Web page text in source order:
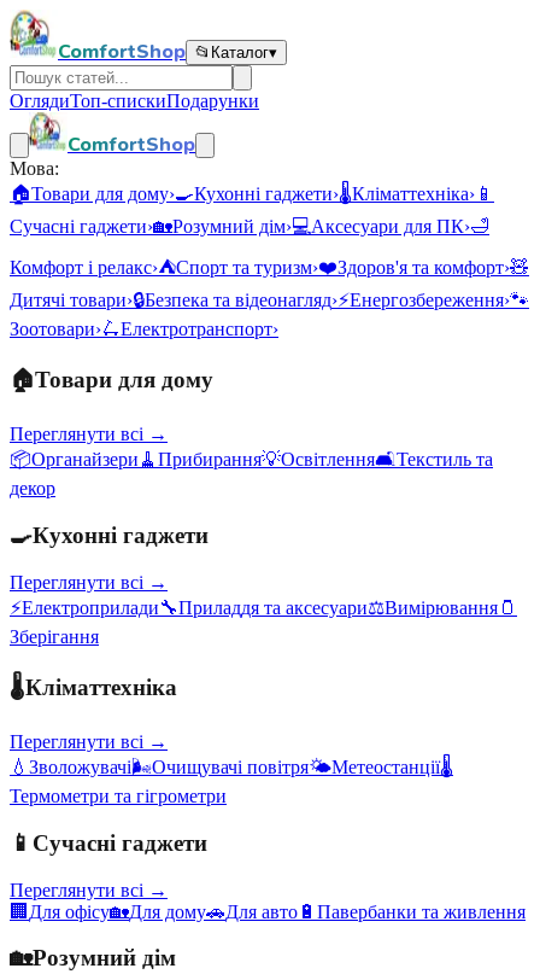
ComfortShop 📂 Каталог▾
ОглядиТоп-спискиПодарунки
ComfortShop
Мова:
🏠Товари для дому›🍳Кухонні гаджети›🌡️Кліматтехніка› 📱
Сучасні гаджети›🏡Розумний дім›💻Аксесуари для ПК›🛁
Комфорт і релакс›⛺Спорт та туризм›❤️Здоров'я та комфорт›🧸
Дитячі товари›🔒Безпека та відеонагляд›⚡Енергозбереження›🐾
Зоотовари›🛴Електротранспорт›
🏠Товари для дому
Переглянути всі →
📦Органайзери 🧹 Прибирання💡Освітлення🛋️Текстиль та
декор
🍳Кухонні гаджети
Переглянути всі →
⚡Електроприлади🔧Приладдя та аксесуари⚖️Вимірювання 🫙
Зберігання
🌡️Кліматтехніка
Переглянути всі →
💧 Зволожувачі🌬️Очищувачі повітря🌤️Метеостанції🌡️
Термометри та гігрометри
📱 Сучасні гаджети
Переглянути всі →
🏢 Для офісу🏡Для дому🚗Для авто 🔋 Павербанки та живлення
🏡Розумний дім